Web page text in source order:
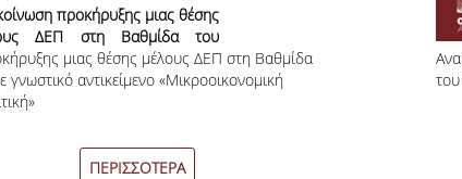
προκήρυξης μιας θέσης
ΔΕΠ στη Βαθμίδα του
με γνωστικό αντικείμενο
Θεωρία και
μιας θέσης μέλους ΔΕΠ στη Βαθμίδα
αντικείμενο «Μικροοικονομική
ΠΕΡΙΣΣΟΤΕΡΑ